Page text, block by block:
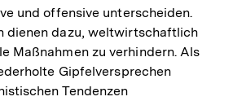
und offensive unterscheiden.
dienen dazu, weltwirtschaftlich
Maßnahmen zu verhindern. Als
Gipfelversprechen
Tendenzen